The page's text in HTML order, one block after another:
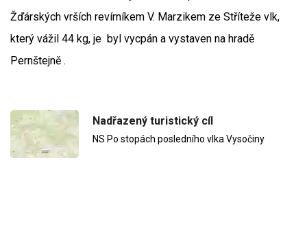
Žďárských vrších revírníkem V. Marzikem ze Stříteže vlk,
který vážil 44 kg, je byl vycpán a vystaven na hradě
Pernštejně .
Nadřazený turistický cíl
NS Po stopách posledního vlka Vysočiny